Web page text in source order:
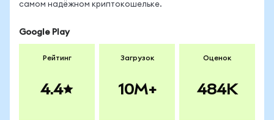
самом надёжном криптокошельке.
Google Play
Рейтинг
4.4
Загрузок
10M+
Оценок
484K